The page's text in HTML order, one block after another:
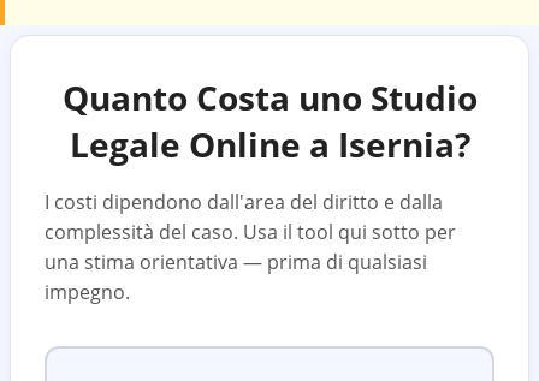
Quanto Costa uno Studio
Legale Online a Isernia?
I costi dipendono dall'area del diritto e dalla
complessità del caso. Usa il tool qui sotto per
una stima orientativa — prima di qualsiasi
impegno.